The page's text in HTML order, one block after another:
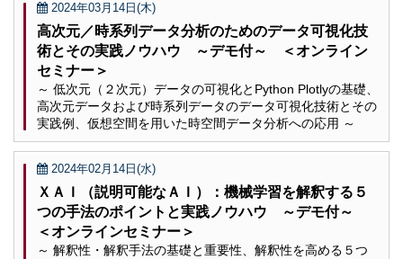
2024年03月14日(木)
高次元／時系列データ分析のためのデータ可視化技
術とその実践ノウハウ ～デモ付～ ＜オンライン
セミナー＞
～ 低次元（２次元）データの可視化とPython Plotlyの基礎、
高次元データおよび時系列データのデータ可視化技術とその
実践例、仮想空間を用いた時空間データ分析への応用 ～
2024年02月14日(水)
ＸＡＩ（説明可能なＡＩ）：機械学習を解釈する５
つの手法のポイントと実践ノウハウ ～デモ付～
＜オンラインセミナー＞
～ 解釈性・解釈手法の基礎と重要性、解釈性を高める５つ